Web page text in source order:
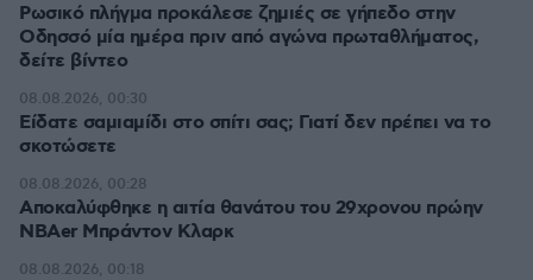
Ρωσικό πλήγμα προκάλεσε ζημιές σε γήπεδο στην
Οδησσό μία ημέρα πριν από αγώνα πρωταθλήματος,
δείτε βίντεο
Είδατε σαμιαμίδι στο σπίτι σας; Γιατί δεν πρέπει να το
σκοτώσετε
08.08.2026, 00:30
Αποκαλύφθηκε η αιτία θανάτου του 29χρονου πρώην
NBAer Μπράντον Κλαρκ
08.08.2026, 00:28
08.08.2026, 00:18